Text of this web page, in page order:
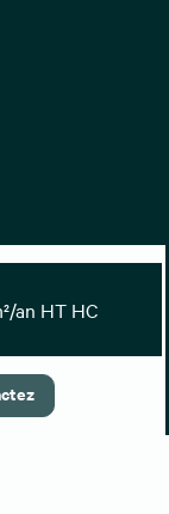
an HT HC
Denis
Denis